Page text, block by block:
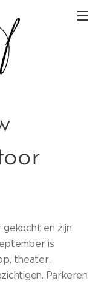
en zijn
is
theater,
Parkeren